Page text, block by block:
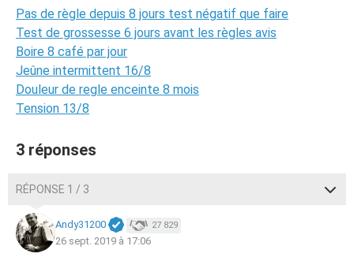
Pas de règle depuis 8 jours test négatif que faire
Test de grossesse 6 jours avant les règles avis
Boire 8 café par jour
Jeûne intermittent 16/8
Douleur de regle enceinte 8 mois
Tension 13/8
3 réponses
RÉPONSE 1 / 3
Andy31200 27 829
26 sept. 2019 à 17:06